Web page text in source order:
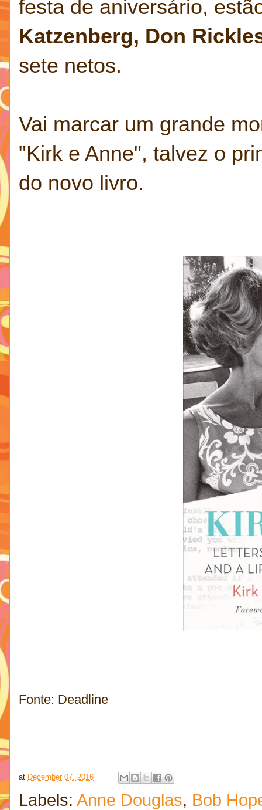
festa de aniversário,
Katzenberg, Don
sete netos.
Vai marcar um grande
"Kirk e Anne", talvez o
do novo livro.
Fonte: Deadline
at December 07, 2016
Labels: Anne Douglas, Bob